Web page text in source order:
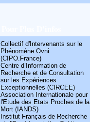
Collectif d'Intervenants sur le
Phénomène Ovni
(CIPO.France)
Centre d’Information de
Recherche et de Consultation
sur les Expériences
Exceptionnelles (CIRCEE)
Association Internationale pour
l'Etude des Etats Proches de la
Mort (IANDS)
Institut Français de Recherche